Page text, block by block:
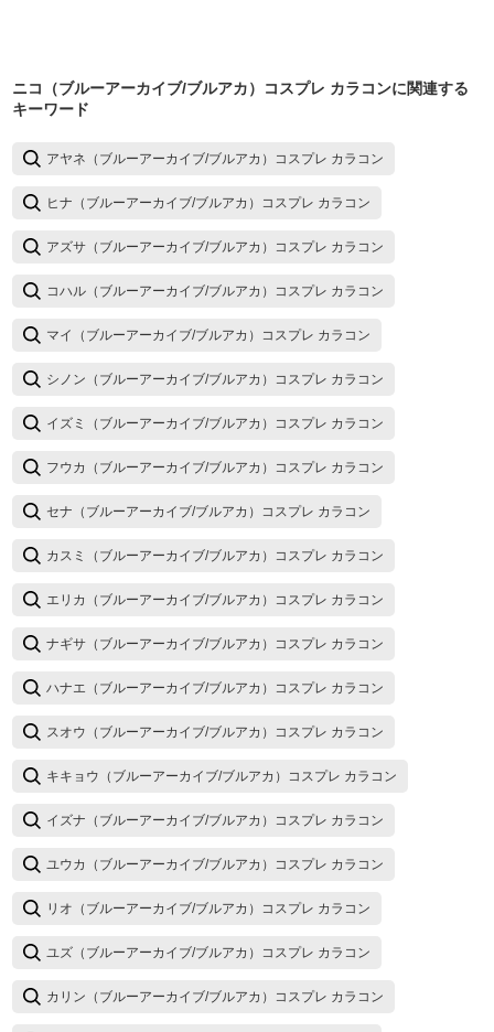
ニコ（ブルーアーカイブ/ブルアカ）コスプレ カラコンに関連する
キーワード
アヤネ（ブルーアーカイブ/ブルアカ）コスプレ カラコン
ヒナ（ブルーアーカイブ/ブルアカ）コスプレ カラコン
アズサ（ブルーアーカイブ/ブルアカ）コスプレ カラコン
コハル（ブルーアーカイブ/ブルアカ）コスプレ カラコン
マイ（ブルーアーカイブ/ブルアカ）コスプレ カラコン
シノン（ブルーアーカイブ/ブルアカ）コスプレ カラコン
イズミ（ブルーアーカイブ/ブルアカ）コスプレ カラコン
フウカ（ブルーアーカイブ/ブルアカ）コスプレ カラコン
セナ（ブルーアーカイブ/ブルアカ）コスプレ カラコン
カスミ（ブルーアーカイブ/ブルアカ）コスプレ カラコン
エリカ（ブルーアーカイブ/ブルアカ）コスプレ カラコン
ナギサ（ブルーアーカイブ/ブルアカ）コスプレ カラコン
ハナエ（ブルーアーカイブ/ブルアカ）コスプレ カラコン
スオウ（ブルーアーカイブ/ブルアカ）コスプレ カラコン
キキョウ（ブルーアーカイブ/ブルアカ）コスプレ カラコン
イズナ（ブルーアーカイブ/ブルアカ）コスプレ カラコン
ユウカ（ブルーアーカイブ/ブルアカ）コスプレ カラコン
リオ（ブルーアーカイブ/ブルアカ）コスプレ カラコン
ユズ（ブルーアーカイブ/ブルアカ）コスプレ カラコン
カリン（ブルーアーカイブ/ブルアカ）コスプレ カラコン